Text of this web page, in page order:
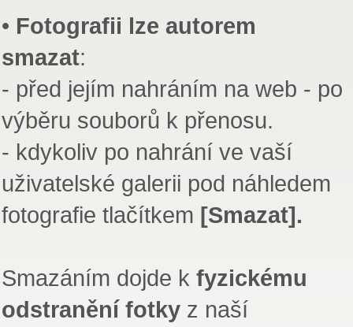
• Fotografii lze autorem
smazat:
- před jejím nahráním na web - po
výběru souborů k přenosu.
- kdykoliv po nahrání ve vaší
uživatelské galerii pod náhledem
fotografie tlačítkem [Smazat].
Smazáním dojde k fyzickému
odstranění fotky z naší